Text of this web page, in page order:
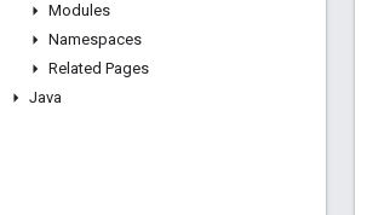
Modules
Namespaces
Related Pages
Java